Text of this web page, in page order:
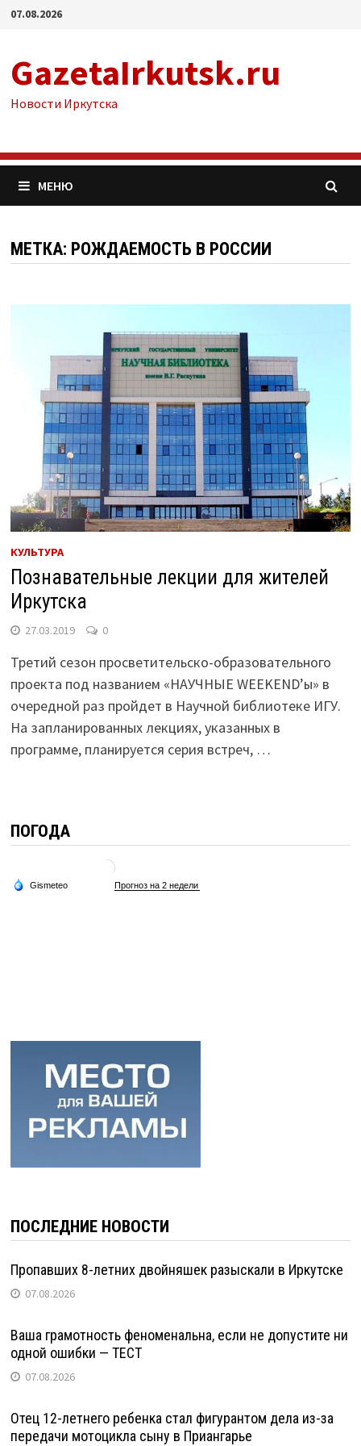
Перейти
07.08.2026
GazetaIrkutsk.ru
Новости Иркутска
МЕНЮ
МЕТКА: РОЖДАЕМОСТЬ В РОССИИ
КУЛЬТУРА
Познавательные лекции для жителей
Иркутска
27.03.2019 0
Третий сезон просветительско-образовательного
проекта под названием «НАУЧНЫЕ WEEKEND’ы» в
очередной раз пройдет в Научной библиотеке ИГУ.
На запланированных лекциях, указанных в
программе, планируется серия встреч, …
ПОГОДА
ПОСЛЕДНИЕ НОВОСТИ
Пропавших 8-летних двойняшек разыскали в Иркутске
07.08.2026
Ваша грамотность феноменальна, если не допустите ни
одной ошибки — ТЕСТ
07.08.2026
Отец 12-летнего ребенка стал фигурантом дела из-за
передачи мотоцикла сыну в Приангарье